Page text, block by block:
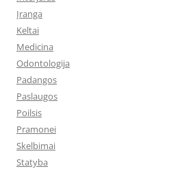
Įranga
Keltai
Medicina
Odontologija
Padangos
Paslaugos
Poilsis
Pramonei
Skelbimai
Statyba